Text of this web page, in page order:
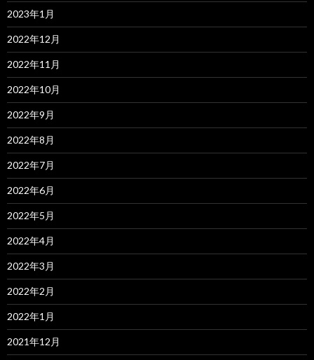
2023年1月
2022年12月
2022年11月
2022年10月
2022年9月
2022年8月
2022年7月
2022年6月
2022年5月
2022年4月
2022年3月
2022年2月
2022年1月
2021年12月